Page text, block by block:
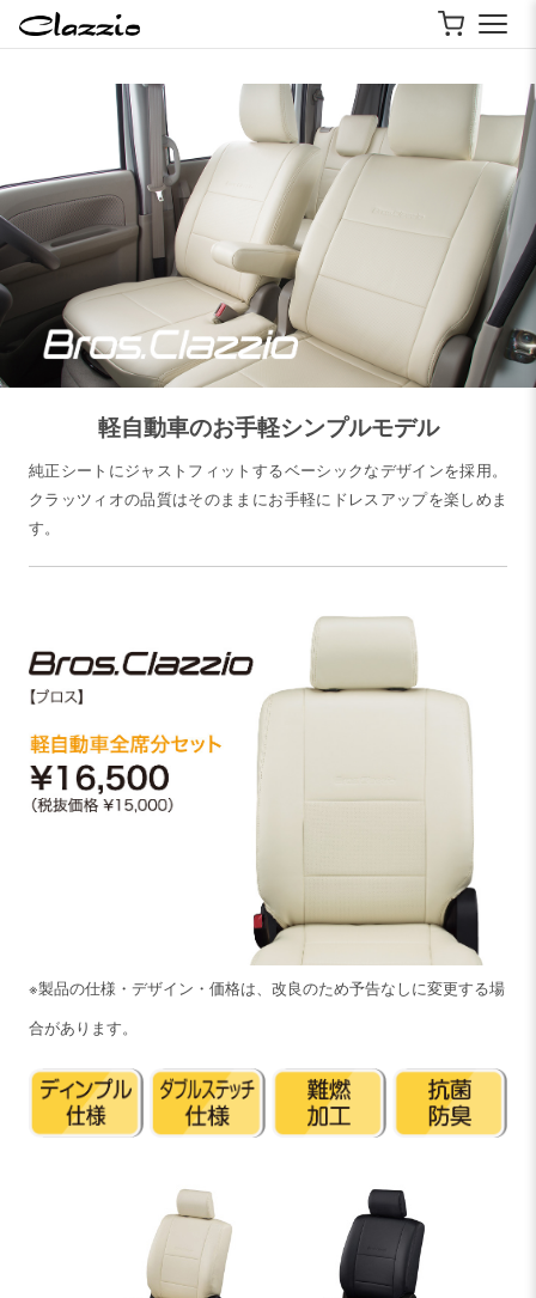
軽自動車のお手軽シンプルモデル
純正シートにジャストフィットするベーシックなデザインを採用。
クラッツィオの品質はそのままにお手軽にドレスアップを楽しめま
す。
※製品の仕様・デザイン・価格は、改良のため予告なしに変更する場
合があります。